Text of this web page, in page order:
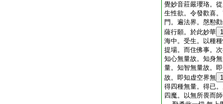
覺妙音莊嚴瓔珞。
生性欲。令發歡喜
門。遍法界。慇懃
薩行願。於此妙華
海中。受生。以種
提場。而住佛事。
知心無量故。知身
量。知智無量故。
故。即知虚空界無
得四種無量。得已
四魔。以無所畏而